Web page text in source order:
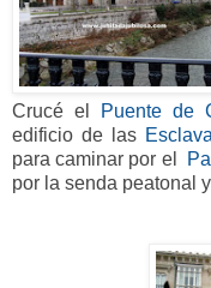
Crucé el Puente de
edificio de las
para caminar por el
por la senda peatonal